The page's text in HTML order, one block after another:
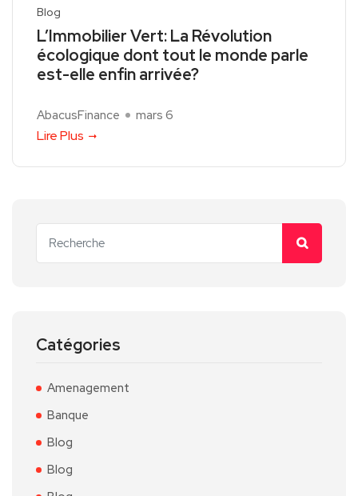
Blog
L’Immobilier Vert: La Révolution
écologique dont tout le monde parle
est-elle enfin arrivée?
AbacusFinance mars 6
Lire Plus
Catégories
Amenagement
Banque
Blog
Blog